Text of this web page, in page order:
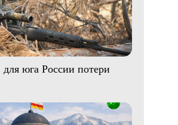
юга России потери